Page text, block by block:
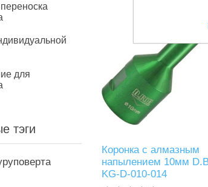
для
тэги
Коронка с алмазным
напылением 10мм
KG-D-010-014